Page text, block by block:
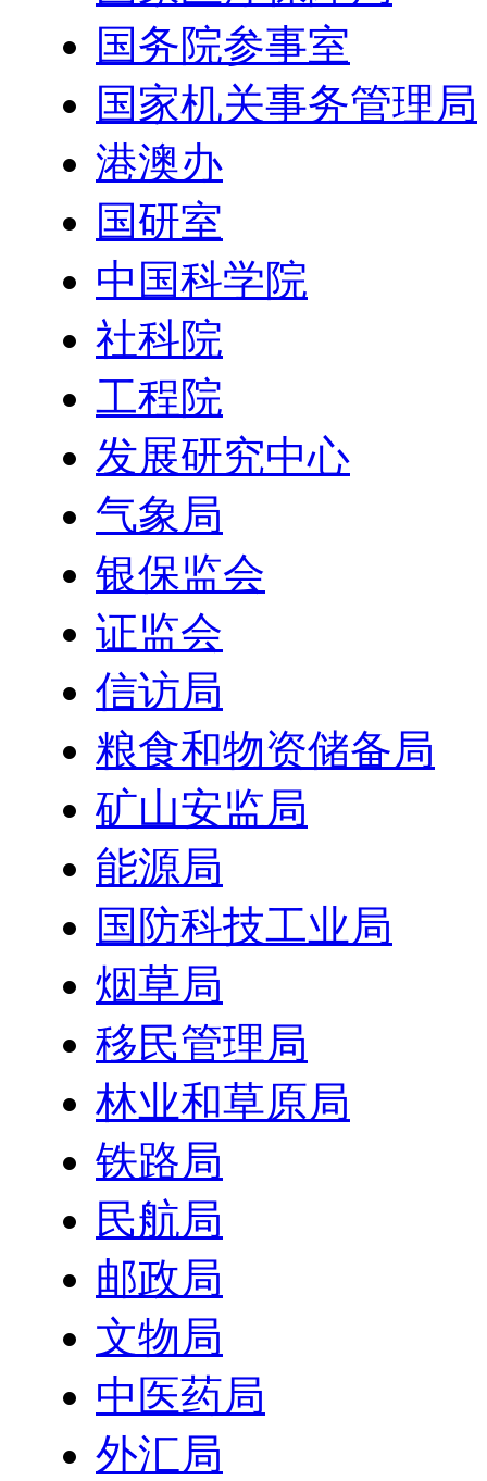
国务院参事室
国家机关事务管理局
港澳办
国研室
中国科学院
社科院
工程院
发展研究中心
气象局
银保监会
证监会
信访局
粮食和物资储备局
矿山安监局
能源局
国防科技工业局
烟草局
移民管理局
林业和草原局
铁路局
民航局
邮政局
文物局
中医药局
外汇局